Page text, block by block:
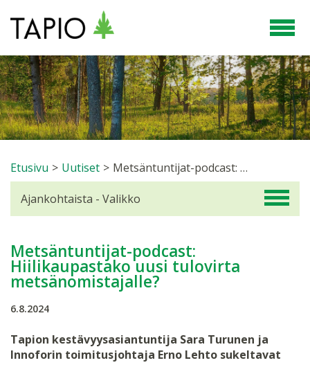
Etusivu > Uutiset > Metsäntuntijat-podcast: Hiilikaupastako uusi tulovirta metsänomistajalle?
Metsäntuntijat-podcast:
Hiilikaupastako uusi tulovirta
metsänomistajalle?
6.8.2024
Tapion kestävyysasiantuntija Sara Turunen ja
Innoforin toimitusjohtaja Erno Lehto sukeltavat
Ajankohtaista - Valikko